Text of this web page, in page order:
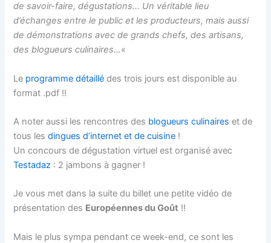
de savoir-faire, dégustations… Un véritable lieu
d’échanges entre le public et les producteurs, mais aussi
de démonstrations avec de grands chefs, des artisans,
des blogueurs culinaires…«
Le programme détaillé des trois jours est disponible au
format .pdf !!
A noter aussi les rencontres des blogueurs culinaires et de
tous lesdingues d’internet et de cuisine !
Un concours de dégustation virtuel est organisé avec
Testadaz : 2 jambons à gagner !
Je vous met dans la suite du billet une petite vidéo de
présentation des Européennes du Goût !!
Mais le plus sympa pendant ce week-end, ce sont les